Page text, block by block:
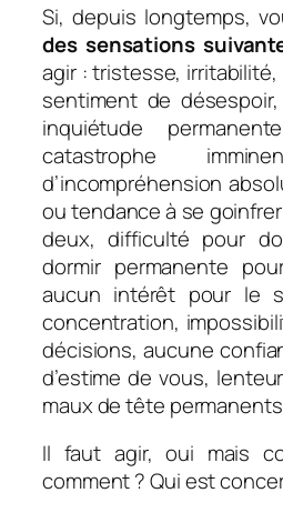
Si, depuis longtemps,
des sensations
agir : tristesse,
sentiment de
inquiétude
catastrophe
d’incompréhension
ou tendance à se
deux, difficulté pour
dormir permanente
aucun intérêt pour le
concentration,
décisions, aucune
d’estime de vous,
maux de tête
Il faut agir, oui mais
comment ? Qui est